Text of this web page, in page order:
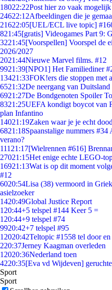
18022:22Post hier zo vaak
24622:12Afbeeldingen die je
21622:05[UEL/ECL live topic]
821:45[gratis] Videogames Part 9:
3221:45[Voorspellen] Voorspel de
2026/2027
2021:44Nieuwe Marvel films. #12
9921:39[NPO1] Het Familiediner
13421:33FOK!ers die stoppen met
6521:32De neergang van
6921:27De Bondgenoten Spoiler
8321:25UEFA kondigt boycot van
plan Infantino
14021:19Zaken waar je je echt
6821:18Spaanstalige nummers #34
verano?
111 21:17[Wielrennen #616]
27021:15Het enige echte LEGO-
16921:13Wat is op dit moment
#12
6020:54Lisa (38) vermoord in
asielzoeker
1420:49Global Justice Report
1 20:44+5 telspel #144 Keer 5 =
1 20:44+9 telspel #74
9920:42+7 telspel #95
12020:42Teltopic #1558 tel door
220:37Jerney Kaagman overleden
12020:36Nederland toen
4220:35[Eva vd Wijdeven]
Sport
Sport